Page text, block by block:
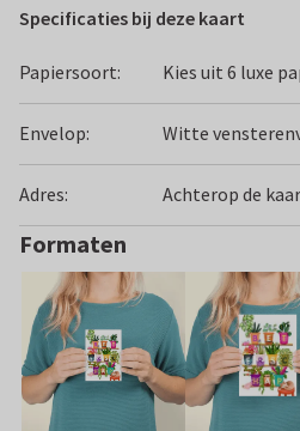
Specificaties bij deze kaart
Papiersoort: Kies uit 6 luxe
Envelop: Witte
Adres: Achterop de
Formaten